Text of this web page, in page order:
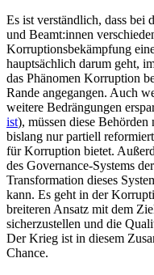
Es ist verständlich, dass bei
und Beamt:in­nen
Korruptionsbekämpfung
hauptsächlich darum geht,
das Phänomen Korruption
Rande angegangen. Auch
weitere Bedrängungen
ist), müssen diese Behörden
bislang nur partiell reformiert
für Korruption bietet.
des Governance-Systems
Transformation dieses
kann. Es geht in der
breiteren Ansatz mit dem
sicherzustellen und die
Der Krieg ist in diesem
Chance.